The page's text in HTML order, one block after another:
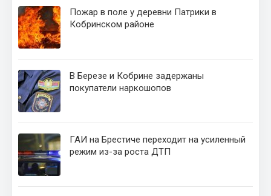
Пожар в поле у деревни Патрики в
Кобринском районе
В Березе и Кобрине задержаны
покупатели наркошопов
ГАИ на Брестиче переходит на усиленный
режим из-за роста ДТП